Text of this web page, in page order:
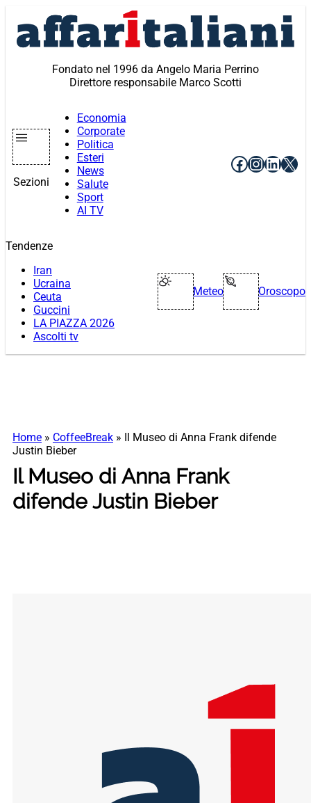
contenuto
Fondato nel 1996 da Angelo Maria Perrino
Direttore responsabile Marco Scotti
Sezioni
Economia
Corporate
Politica
Esteri
News
Salute
Sport
AI TV
Facebook
X
Tendenze
Iran
Ucraina
Ceuta
Guccini
LA PIAZZA 2026
Ascolti tv
Meteo Oroscopo
Home » CoffeeBreak »
Il Museo di Anna Frank difende
Justin Bieber
Il Museo di Anna Frank
difende Justin Bieber